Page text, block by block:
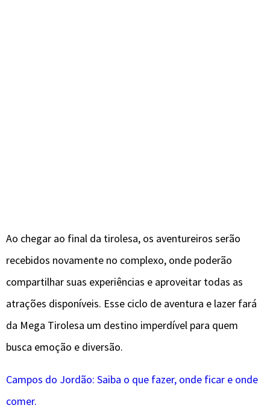
Ao chegar ao final da tirolesa, os aventureiros serão
recebidos novamente no complexo, onde poderão
compartilhar suas experiências e aproveitar todas as
atrações disponíveis. Esse ciclo de aventura e lazer fará
da Mega Tirolesa um destino imperdível para quem
busca emoção e diversão.
Campos do Jordão: Saiba o que fazer, onde ficar e onde
comer.